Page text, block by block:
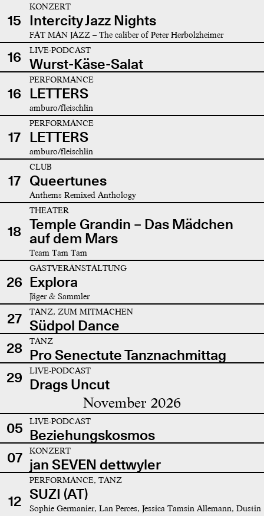
15
KONZERT
Intercity Jazz Nights
FAT MAN JAZZ – The caliber of Peter Herbolzheimer
16 LIVE-PODCAST
Wurst-Käse-Salat
16
PERFORMANCE
LETTERS
amburo/fleischlin
17
PERFORMANCE
LETTERS
amburo/fleischlin
17
CLUB
Queertunes
Anthems Remixed Anthology
18
THEATER
Temple Grandin – Das Mädchen
auf dem Mars
Team Tam Tam
26
GASTVERANSTALTUNG
Explora
Jäger & Sammler
27 TANZ, ZUM MITMACHEN
Südpol Dance
28
TANZ
Pro Senectute Tanznachmittag
29
LIVE-PODCAST
Drags Uncut
November 2026
05 LIVE-PODCAST
Beziehungskosmos
07
KONZERT
jan SEVEN dettwyler
12
PERFORMANCE, TANZ
SUZI (AT)
Sophie Germanier, Lan Perces, Jessica Tamsin Allemann, Dustin